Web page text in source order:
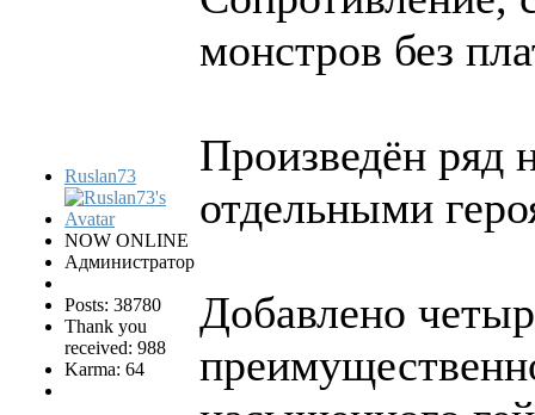
Ruslan73
NOW ONLINE
Администратор
Posts: 38780
Thank you
received: 988
Karma: 64
монстров без
Произведён ряд
отдельными
Добавлено